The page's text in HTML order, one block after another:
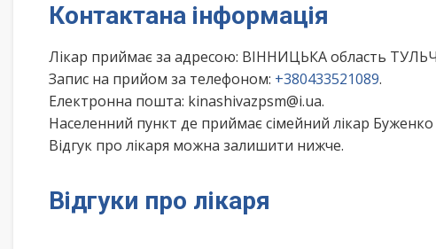
Контактана інформація
Лікар приймає за адресою: ВІННИЦЬКА область
Запис на прийом за телефоном: +380433521089.
Електронна пошта: kinashivazpsm@i.ua.
Населенний пункт де приймає сімейний лікар
Відгук про лікаря можна залишити нижче.
Відгуки про лікаря